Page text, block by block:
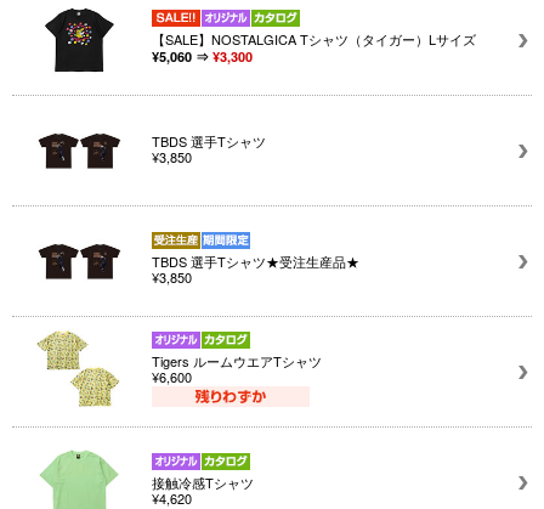
【SALE】NOSTALGICA Tシャツ（タイガー）Lサイズ
¥5,060 ⇒ ¥3,300
TBDS 選手Tシャツ
¥3,850
TBDS 選手Tシャツ★受注生産品★
¥3,850
Tigers ルームウエアTシャツ
¥6,600
接触冷感Tシャツ
¥4,620